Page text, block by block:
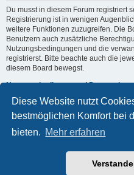
Diese Website nutzt
bestmöglichen Komfort bei
bieten. Mehr erfahren
Du musst in diesem Forum registriert
Registrierung ist in wenigen
weitere Funktionen zuzugreifen. Die
Benutzern auch zusätzliche
Nutzungsbedingungen und die
registrierst. Bitte beachte auch die
diesem Board bewegst.
Nutzungsbedingungen|
Registrieren
Powered byphpBB®